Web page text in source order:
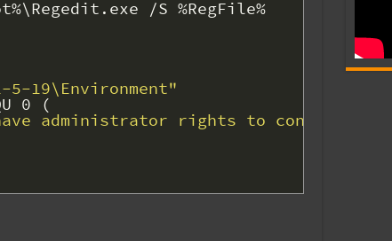
\Regedit.exe /S %RegFile%
5-19\Environment"
0 (
administrator rights to continue ...